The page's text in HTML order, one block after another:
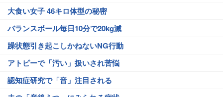
大食い女子 46キロ体型の秘密
バランスボール毎日10分で20kg減
躁状態引き起こしかねないNG行動
アトピーで「汚い」扱いされ苦悩
認知症研究で「音」注目される